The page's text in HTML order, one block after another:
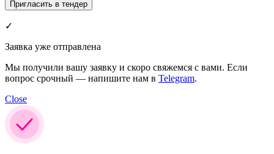
✓
Заявка уже отправлена
Мы получили вашу заявку и скоро свяжемся с вами. Если
вопрос срочный — напишите нам в Telegram.
Close